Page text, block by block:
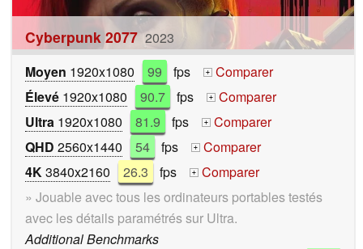
Cyberpunk 2077 2023
Moyen 1920x1080 99 fps +
Comparer
Élevé 1920x1080 90.7 fps +
Comparer
Ultra 1920x1080 81.9 fps +
Comparer
QHD 2560x1440 54 fps +
Comparer
4K 3840x2160 26.3 fps +
Comparer
» Jouable avec tous les ordinateurs portables testés
avec les détails paramétrés sur Ultra.
Additional Benchmarks